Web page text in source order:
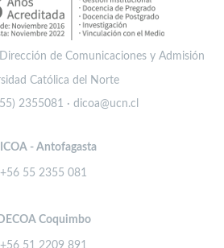
de Comunicaciones y Admisión
Católica del Norte
2355081 · dicoa@ucn.cl
- Antofagasta
+56 55 2355 081
DECOA Coquimbo